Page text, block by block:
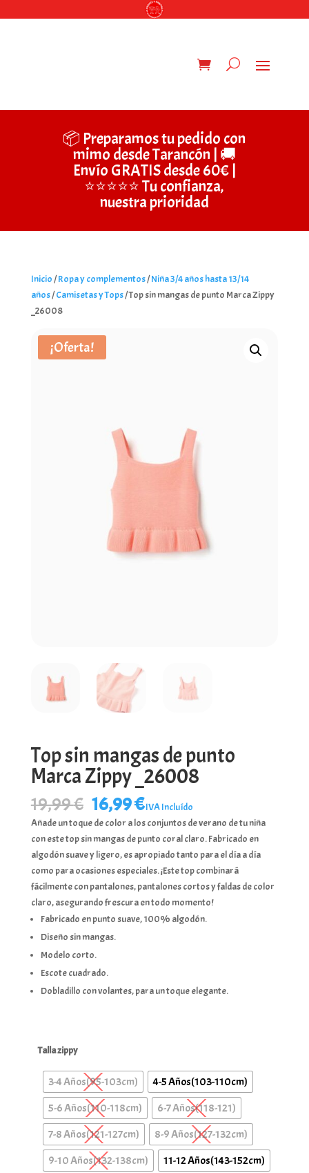
📦 Preparamos tu pedido con
mimo desde Tarancón | 🚚
Envío GRATIS desde 60€ |
⭐⭐⭐⭐⭐ Tu confianza,
nuestra prioridad
Inicio/Ropa y complementos/Niña 3/4 años hasta 13/14
años/Camisetas y Tops/ Top sin mangas de punto Marca Zippy
_26008
¡Oferta!
Top sin mangas de punto
Marca Zippy _26008
19,99€ El
precio
original
era:
19,99 €.
16,99€El
precio
actual
es:
16,99 €.
IVA Incluído
Añade un toque de color a los conjuntos de verano de tu niña
con este top sin mangas de punto coral claro. Fabricado en
algodón suave y ligero, es apropiado tanto para el día a día
como para ocasiones especiales. ¡Este top combinará
fácilmente con pantalones, pantalones cortos y faldas de color
claro, asegurando frescura en todo momento!
Fabricado en punto suave, 100% algodón.
Diseño sin mangas.
Modelo corto.
Escote cuadrado.
Dobladillo con volantes, para un toque elegante.
Talla zippy
3-4 Años(95-103cm)
4-5 Años(103-110cm)
5-6 Años(110-118cm)
6-7 Años(118-121)
7-8 Años(121-127cm)
8-9 Años(127-132cm)
9-10 Años(132-138cm)
11-12 Años(143-152cm)